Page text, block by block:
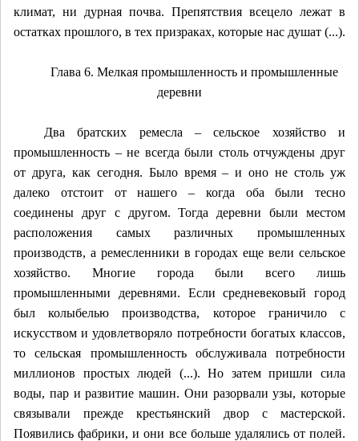
климат, ни дурная почва. Препятствия всецело лежат в
остатках прошлого, в тех призраках, которые нас душат (...).
Глава 6. Мелкая промышленность и промышленные
деревни
Два братских ремесла – сельское хозяйство и
промышленность – не всегда были столь отчуждены друг
от друга, как сегодня. Было время – и оно не столь уж
далеко отстоит от нашего – когда оба были тесно
соединены друг с другом. Тогда деревни были местом
расположения самых различных промышленных
производств, а ремесленники в городах еще вели сельское
хозяйство. Многие города были всего лишь
промышленными деревнями. Если средневековый город
был колыбелью производства, которое граничило с
искусством и удовлетворяло потребности богатых классов,
то сельская промышленность обслуживала потребности
миллионов простых людей (...). Но затем пришли сила
воды, пар и развитие машин. Они разорвали узы, которые
связывали прежде крестьянский двор с мастерской.
Появились фабрики, и они все больше удалялись от полей.